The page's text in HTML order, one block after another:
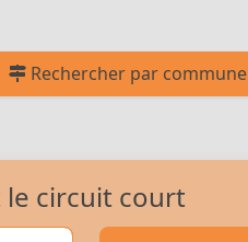
Rechercher par commune
circuit court